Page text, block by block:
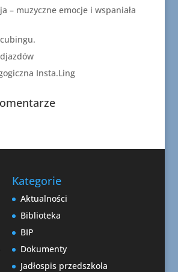
– muzyczne emocje i wspaniała
Insta.Ling
Kategorie
Aktualności
Biblioteka
BIP
Dokumenty
Jadłospis przedszkola